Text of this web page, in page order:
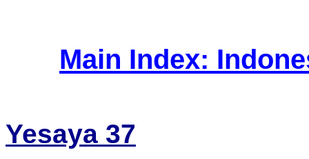
Main Index:
Yesaya 37